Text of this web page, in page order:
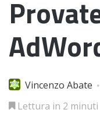
Vincenzo Abate
Lettura in 2 minuti